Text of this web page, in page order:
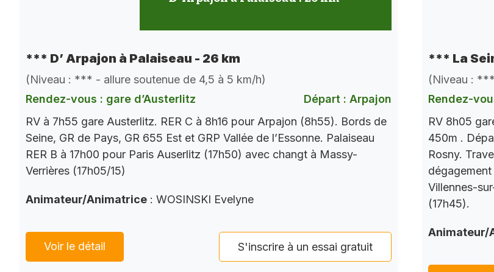
*** D’ Arpajon à Palaiseau - 26 km
(Niveau : *** - allure soutenue de 4,5 à 5 km/h)
Rendez-vous : gare d’Austerlitz
Départ : Arpajon
RV à 7h55 gare Austerlitz. RER C à 8h16 pour Arpajon (8h55). Bords de
Seine, GR de Pays, GR 655 Est et GRP Vallée de l’Essonne. Palaiseau
RER B à 17h00 pour Paris Auserlitz (17h50) avec changt à Massy-
Verrières (17h05/15)
Animateur/Animatrice : WOSINSKI Evelyne
Voir le détail S'inscrire à un essai gratuit
*** La
(Niveau :
Rendez-
RV 8h05
450m .
Rosny.
Villennes-
(17h45).
Animateur/